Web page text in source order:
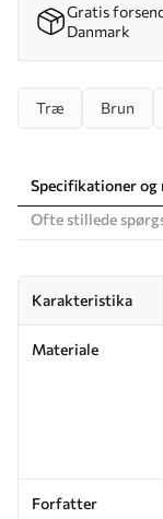
Gratis
Danmark
Træ Brun
Specifikationer og
Ofte stillede
Karakteristika
Materiale
Forfatter